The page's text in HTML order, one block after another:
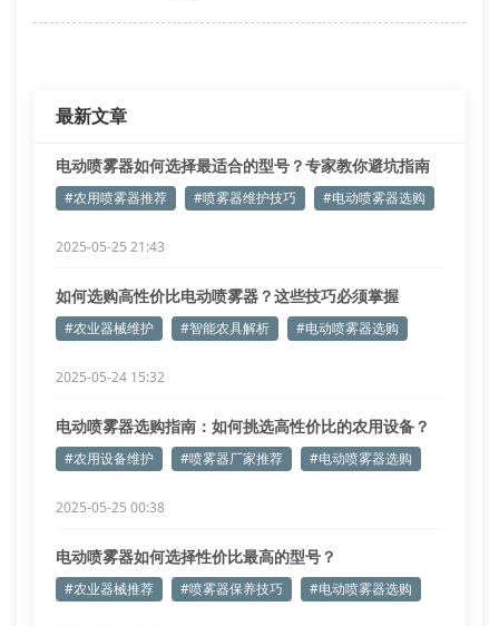
防水等级：ipx4级可应对南方雨季
最新文章
电动喷雾器如何选择最适合的型号？专家教你避坑指南
#农用喷雾器推荐 #喷雾器维护技巧 #电动喷雾器选购
2025-05-25 21:43
如何选购高性价比电动喷雾器？这些技巧必须掌握
#农业器械维护 #智能农具解析 #电动喷雾器选购
2025-05-24 15:32
电动喷雾器选购指南：如何挑选高性价比的农用设备？
#农用设备维护 #喷雾器厂家推荐 #电动喷雾器选购
2025-05-25 00:38
电动喷雾器如何选择性价比最高的型号？
#农业器械推荐 #喷雾器保养技巧 #电动喷雾器选购